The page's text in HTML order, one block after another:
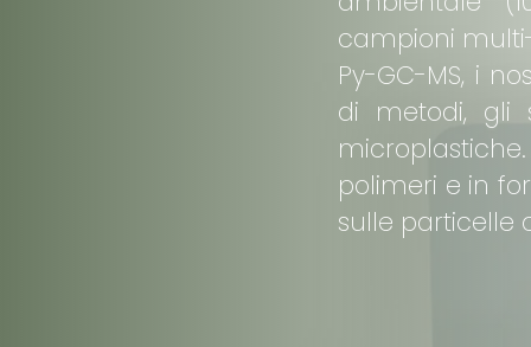
campioni
Py-GC-MS, i
di metodi, gli
polimeri e in
sulle particelle